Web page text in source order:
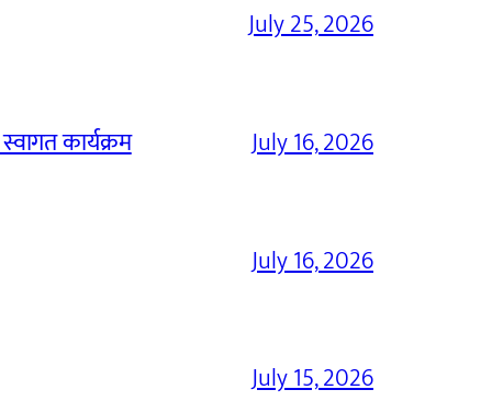
July 25, 2026
कार्यक्रम July 16, 2026
July 16, 2026
July 15, 2026